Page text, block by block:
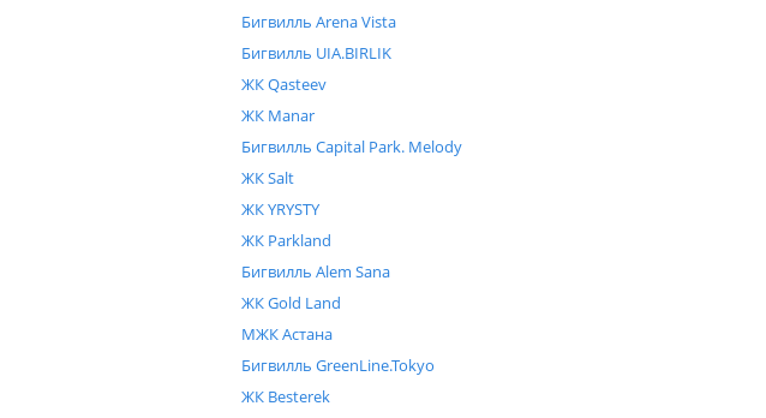
Бигвилль Arena Vista
Бигвилль UIA.BIRLIK
ЖК Qasteev
ЖК Manar
Бигвилль Capital Park. Melody
ЖК Salt
ЖК YRYSTY
ЖК Parkland
Бигвилль Alem Sana
ЖК Gold Land
МЖК Астана
Бигвилль GreenLine.Tokyo
ЖК Besterek